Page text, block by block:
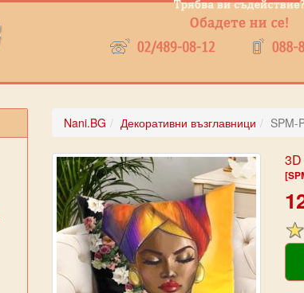
Nani.BG Декоративни възглавници SPM-
3D